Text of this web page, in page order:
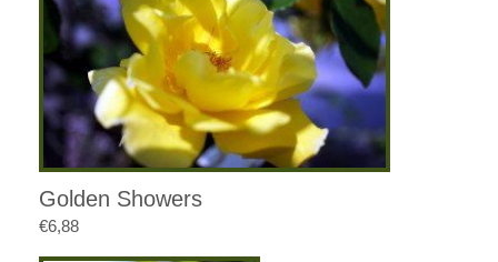
Golden Showers
€6,88